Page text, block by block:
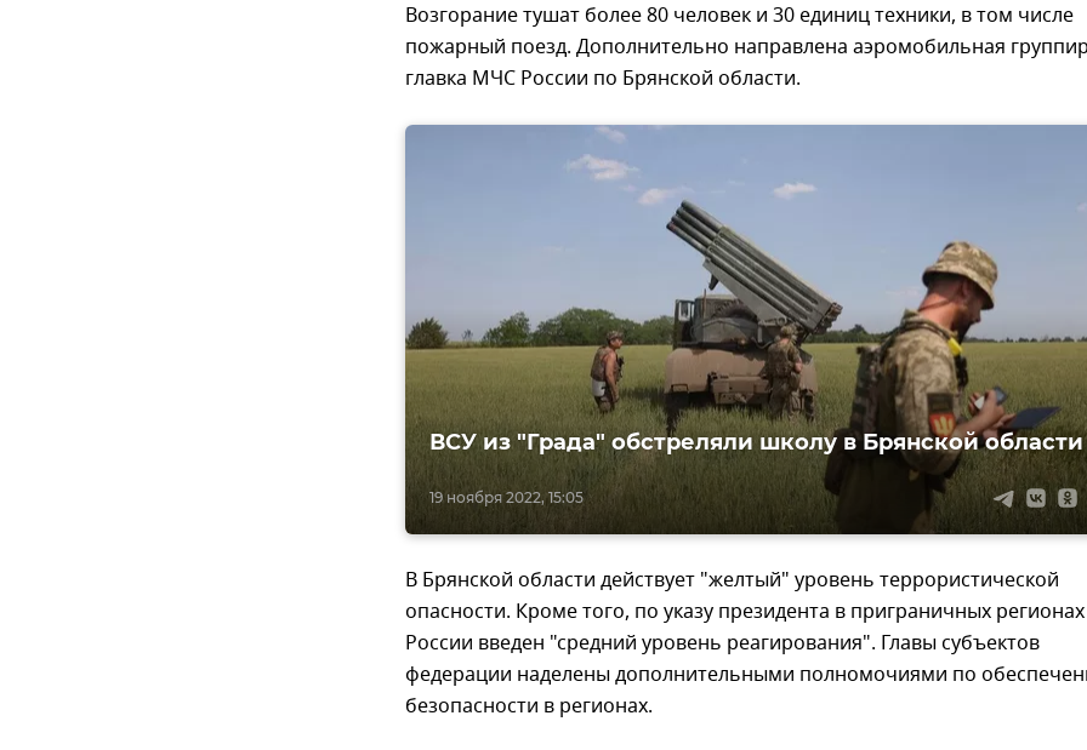
Возгорание тушат более 80 человек и 30 единиц техники, в том числе
пожарный поезд. Дополнительно направлена аэромобильная
главка МЧС России по Брянской области.
19 ноября 2022, 15:05
ВСУ из "Града" обстреляли школу в Брянской области
В Брянской области действует "желтый" уровень террористической
опасности. Кроме того, по указу президента в приграничных регионах
России введен "средний уровень реагирования". Главы субъектов
федерации наделены дополнительными полномочиями по
безопасности в регионах.